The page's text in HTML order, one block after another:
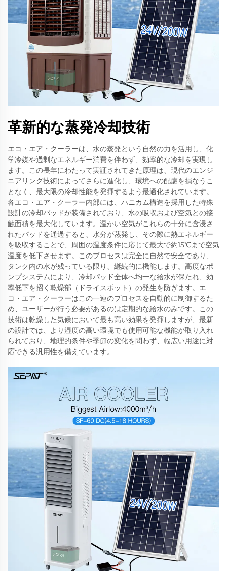
革新的な蒸発冷却技術
エコ・エア・クーラーは、水の蒸発という自然の力を活用し、化
学冷媒や過剰なエネルギー消費を伴わず、効率的な冷却を実現し
ます。この長年にわたって実証されてきた原理は、現代のエンジ
ニアリング技術によってさらに進化し、環境への配慮を損なうこ
となく、最大限の冷却性能を発揮するよう最適化されています。
各エコ・エア・クーラー内部には、ハニカム構造を採用した特殊
設計の冷却パッドが装備されており、水の吸収および空気との接
触面積を最大化しています。温かい空気がこれらの十分に含浸さ
れたパッドを通過すると、水分が蒸発し、その際に熱エネルギー
を吸収することで、周囲の温度条件に応じて最大で約15℃まで空気
温度を低下させます。このプロセスは完全に自然で安全であり、
タンク内の水が残っている限り、継続的に機能します。高度なポ
ンプシステムにより、冷却パッド全体へ均一な給水が保たれ、効
率低下を招く乾燥部（ドライスポット）の発生を防ぎます。エ
コ・エア・クーラーはこの一連のプロセスを自動的に制御するた
め、ユーザーが行う必要があるのは定期的な給水のみです。この
技術は乾燥した気候において最も高い効果を発揮しますが、最新
の設計では、より湿度の高い環境でも使用可能な機能が取り入れ
られており、地理的条件や季節の変化を問わず、幅広い用途に対
応できる汎用性を備えています。